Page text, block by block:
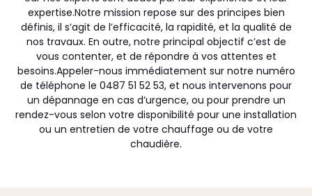
expertise.Notre mission repose sur des principes bien
définis, il s’agit de l’efficacité, la rapidité, et la qualité de
nos travaux. En outre, notre principal objectif c’est de
vous contenter, et de répondre à vos attentes et
besoins.Appeler-nous immédiatement sur notre numéro
de téléphone le 0487 51 52 53, et nous intervenons pour
un dépannage en cas d’urgence, ou pour prendre un
rendez-vous selon votre disponibilité pour une installation
ou un entretien de votre chauffage ou de votre
chaudière.